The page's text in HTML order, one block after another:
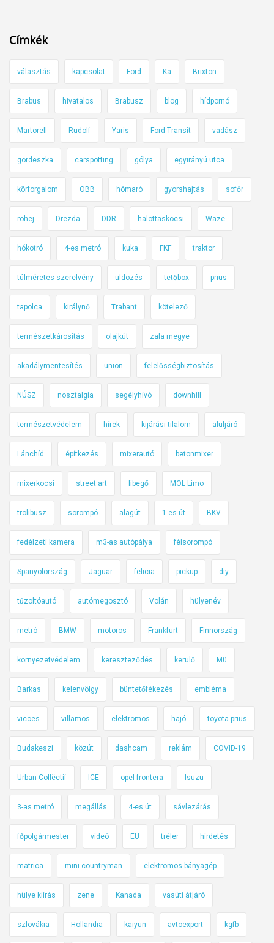
k
o
b
z
á
á
ó
l
a
z
e
ú
j
í
t
á
–
e
i
ö
l
e
s
b
z
o
n
i
ö
s
s
z
Címkék
választás kapcsolat Ford Ka Brixton
Brabus hivatalos Brabusz blog hídpornó
Martorell Rudolf Yaris Ford Transit vadász
gördeszka carspotting gólya egyirányú utca
körforgalom OBB hómaró gyorshajtás sofőr
röhej Drezda DDR halottaskocsi Waze
hókotró 4-es metró kuka FKF traktor
túlméretes szerelvény üldözés tetőbox prius
tapolca királynő Trabant kötelező
természetkárosítás olajkút zala megye
akadálymentesítés union felelősségbiztosítás
NÚSZ nosztalgia segélyhívó downhill
természetvédelem hírek kijárási tilalom aluljáró
Lánchíd építkezés mixerautó betonmixer
mixerkocsi street art libegő MOL Limo
trolibusz sorompó alagút 1-es út BKV
fedélzeti kamera m3-as autópálya félsorompó
Spanyolország Jaguar felicia pickup diy
tűzoltóautó autómegosztó Volán hülyenév
metró BMW motoros Frankfurt Finnország
környezetvédelem kereszteződés kerülő M0
Barkas kelenvölgy büntetőfékezés embléma
vicces villamos elektromos hajó toyota prius
Budakeszi közút dashcam reklám COVID-19
Urban Collëctif ICE opel frontera Isuzu
3-as metró megállás 4-es út sávlezárás
főpolgármester videó EU tréler hirdetés
matrica mini countryman elektromos bányagép
hülye kiírás zene Kanada vasúti átjáró
szlovákia Hollandia kaiyun avtoexport kgfb